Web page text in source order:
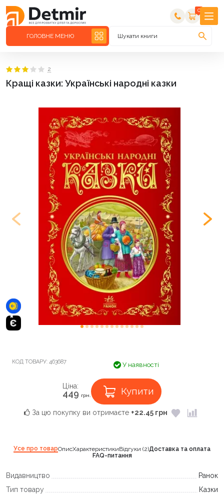
0
ГОЛОВНЕ МЕНЮ Шукати книги
Кращі казки: Українські народні казки
2
КОД ТОВАРУ: 463687 У наявності
Ціна:
449 грн. Купити
За цю покупку ви отримаєте +22.45 грн
Усе про товарОписХарактеристикиВідгуки (2)Доставка та оплата
FAQ-питання
Видавництво
Ранок
Тип товару
Казки